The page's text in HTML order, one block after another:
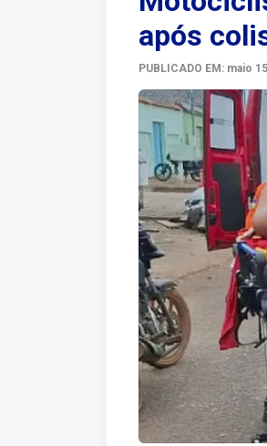
após
PUBLICADO EM: maio